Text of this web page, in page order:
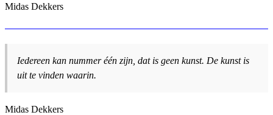
Midas Dekkers
Iedereen kan nummer één zijn, dat is geen kunst. De kunst is
uit te vinden waarin.
Midas Dekkers